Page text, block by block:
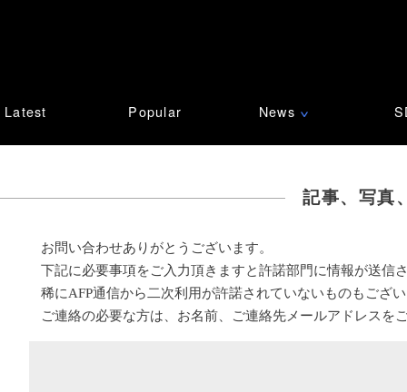
Latest Popular News ∨
記事、写真
お問い合わせありがとうございます。
下記に必要事項をご入力頂きますと許諾部門に情報が送信
稀にAFP通信から二次利用が許諾されていないものもござ
ご連絡の必要な方は、お名前、ご連絡先メールアドレスを